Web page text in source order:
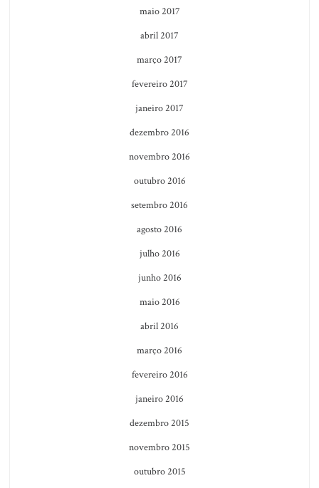
maio 2017
abril 2017
março 2017
fevereiro 2017
janeiro 2017
dezembro 2016
novembro 2016
outubro 2016
setembro 2016
agosto 2016
julho 2016
junho 2016
maio 2016
abril 2016
março 2016
fevereiro 2016
janeiro 2016
dezembro 2015
novembro 2015
outubro 2015